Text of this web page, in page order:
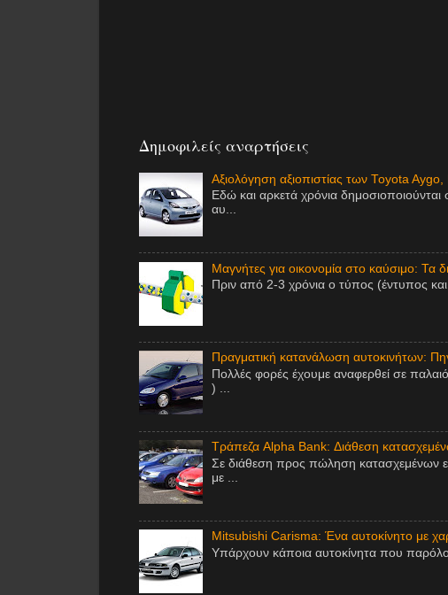
Δημοφιλείς αναρτήσεις
Αξιολόγηση αξιοπιστίας των Toyota
Εδώ και αρκετά χρόνια
αυ...
Μαγνήτες για οικονομία στο καύσιμο: Τα
Πριν από 2-3 χρόνια ο τύπος (έντυπος
Πραγματική κατανάλωση αυτοκινήτων:
Πολλές φορές έχουμε αναφερθεί σε
) ...
Τράπεζα Alpha Bank: Διάθεση
Σε διάθεση προς πώληση κατασχεμένων
με ...
Mitsubishi Carisma: Ένα αυτοκίνητο με
Υπάρχουν κάποια αυτοκίνητα που παρόλο